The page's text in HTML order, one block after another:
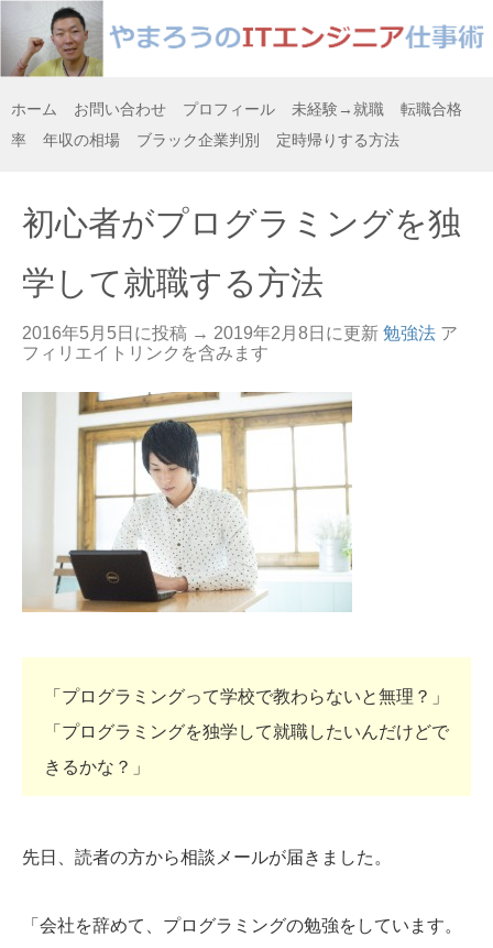
ホーム お問い合わせ プロフィール 未経験→就職
転職合格
率
年収の相場 ブラック企業判別 定時帰りする方法
初心者がプログラミングを独
学して就職する方法
2016年5月5日に投稿 → 2019年2月8日 に更新 勉強法 ア
フィリエイトリンクを含みます
「プログラミングって学校で教わらないと無理？」
「プログラミングを独学して就職したいんだけどで
きるかな？」
先日、読者の方から相談メールが届きました。
「会社を辞めて、プログラミングの勉強をしています。